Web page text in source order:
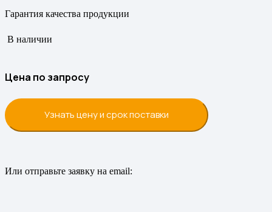
Гарантия качества продукции
В наличии
Цена по запросу
Узнать цену и срок поставки
Или отправьте заявку на email: